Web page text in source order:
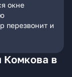
окне
перезвонит и
Комкова в